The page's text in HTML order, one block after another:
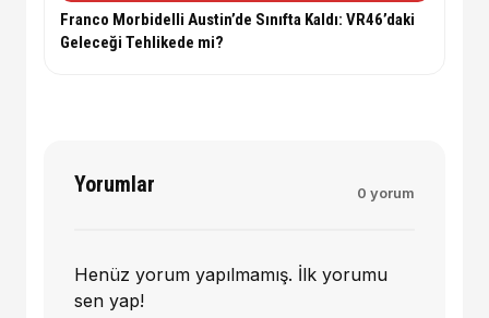
Franco Morbidelli Austin’de Sınıfta Kaldı: VR46’daki
Geleceği Tehlikede mi?
Yorumlar 0 yorum
Henüz yorum yapılmamış. İlk yorumu
sen yap!